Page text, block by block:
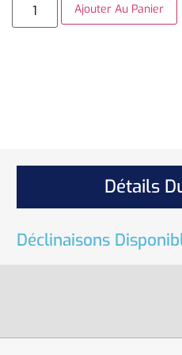
Ajouter Au Panier
Détails
Déclinaisons